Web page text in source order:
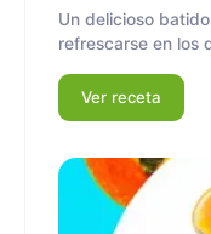
Un delicioso
refrescarse en los
Ver receta